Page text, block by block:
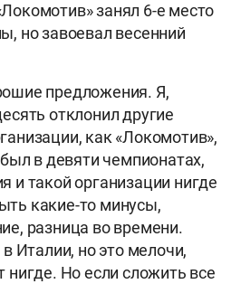
занял 6-е место
но завоевал весенний
предложения. Я,
отклонил другие
как «Локомотив»,
в девяти чемпионатах,
и такой организации нигде
какие-то минусы,
разница во времени.
Италии, но это мелочи,
нигде. Но если сложить все